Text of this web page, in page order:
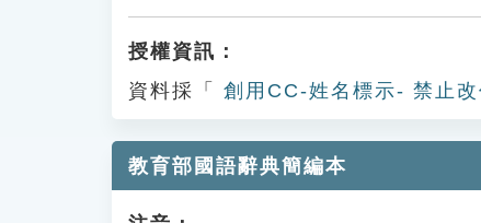
授權資訊：
資料採「
創用CC-姓名標示- 禁止
教育部國語辭典簡編本